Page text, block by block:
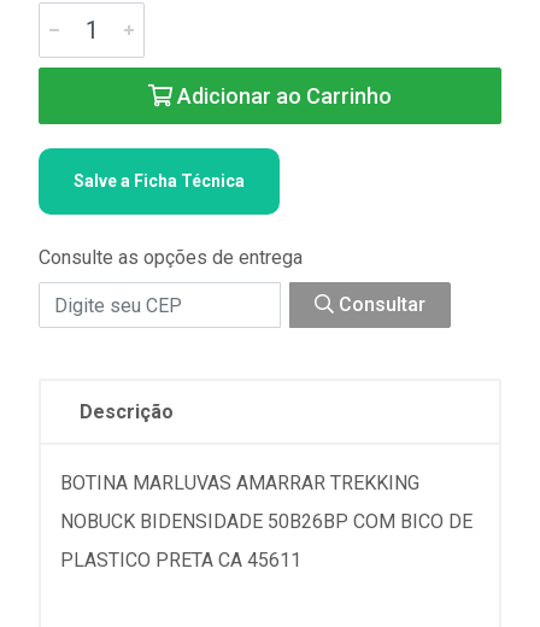
Adicionar ao Carrinho
Salve a Ficha Técnica
Consulte as opções de entrega
Consultar
Descrição
BOTINA MARLUVAS AMARRAR TREKKING
NOBUCK BIDENSIDADE 50B26BP COM BICO DE
PLASTICO PRETA CA 45611